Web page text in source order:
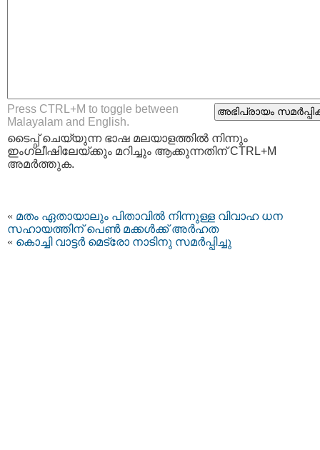
Press CTRL+M to toggle between
Malayalam and English.
ടൈപ്പ്‌ ചെയ്യുന്ന ഭാഷ മലയാളത്തില്‍ നിന്നും
ഇംഗ്ലീഷിലേയ്ക്കും മറിച്ചും ആക്കുന്നതിന് CTRL+M
അമര്‍ത്തുക.
« മതം ഏതായാലും പിതാവിൽ നിന്നുള്ള വിവാഹ ധന
സഹായത്തിന് പെൺ മക്കൾക്ക് അർഹത
« കൊച്ചി വാട്ടര്‍ മെട്രോ നാടിനു സമര്‍പ്പിച്ചു